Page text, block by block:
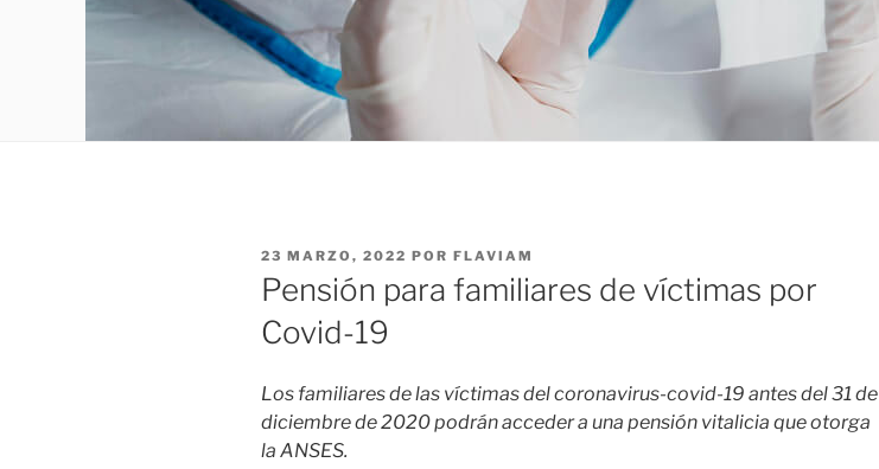
PUBLICADO
EL
23 MARZO, 2022 POR FLAVIAM
Pensión para familiares de víctimas por
Covid-19
Los familiares de las víctimas del coronavirus-covid-19 antes del 31 de
diciembre de 2020 podrán acceder a una pensión vitalicia que otorga
la ANSES.